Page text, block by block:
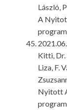
László,
A
Kitti, Dr.
Liza, F.
Nyitott